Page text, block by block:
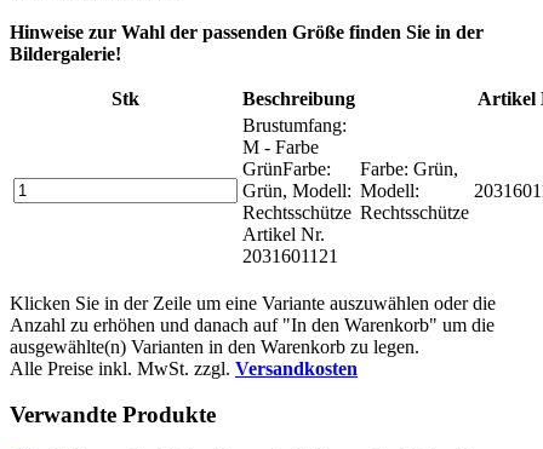
Hinweise zur Wahl der passenden Größe finden Sie in der
Bildergalerie!
Stk Beschreibung
Artikel
Brustumfang:
M - Farbe
GrünFarbe:
Grün, Modell:
Rechtsschütze
Artikel Nr.
2031601121
Farbe: Grün,
Modell:
Rechtsschütze
Klicken Sie in der Zeile um eine Variante auszuwählen oder die
Anzahl zu erhöhen und danach auf "In den Warenkorb" um die
ausgewählte(n) Varianten in den Warenkorb zu legen.
Alle Preise inkl. MwSt. zzgl. Versandkosten
Verwandte Produkte